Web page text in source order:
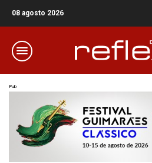
08 agosto 2026
Pub